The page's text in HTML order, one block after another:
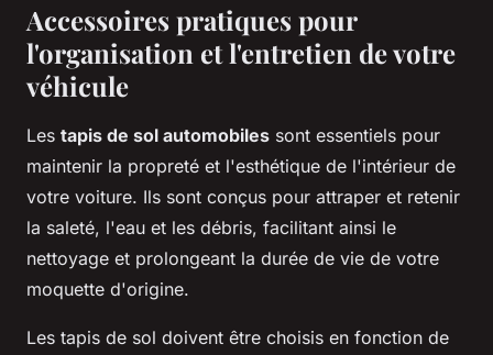
Accessoires pratiques pour
l'organisation et l'entretien de votre
véhicule
Les tapis de sol automobiles sont essentiels pour
maintenir la propreté et l'esthétique de l'intérieur de
votre voiture. Ils sont conçus pour attraper et retenir
la saleté, l'eau et les débris, facilitant ainsi le
nettoyage et prolongeant la durée de vie de votre
moquette d'origine.
Les tapis de sol doivent être choisis en fonction de